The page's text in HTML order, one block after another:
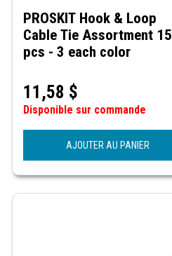
PROSKIT Hook & Loop
Cable Tie Assortment 15
pcs - 3 each color
11,58 $
Disponible sur commande
AJOUTER AU PANIER